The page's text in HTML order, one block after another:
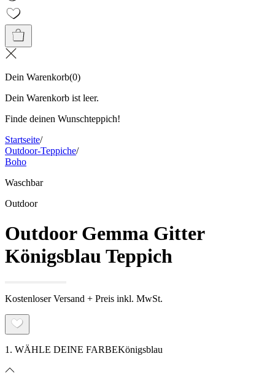
Dein Warenkorb(0)
Dein Warenkorb ist leer.
Finde deinen Wunschteppich!
Startseite/
Outdoor-Teppiche/
Boho
Waschbar
Outdoor
Outdoor Gemma Gitter
Königsblau Teppich
Kostenloser Versand + Preis inkl. MwSt.
1. WÄHLE DEINE FARBEKönigsblau